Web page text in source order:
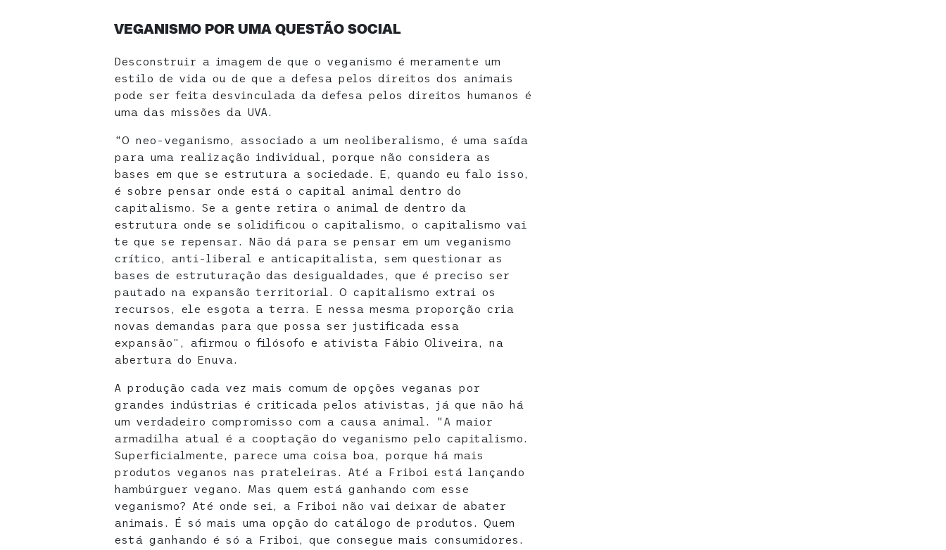
VEGANISMO POR UMA QUESTÃO SOCIAL
Desconstruir a imagem de que o veganismo é meramente um
estilo de vida ou de que a defesa pelos direitos dos animais
pode ser feita desvinculada da defesa pelos direitos humanos é
uma das missões da UVA.
“O neo-veganismo, associado a um neoliberalismo, é uma saída
para uma realização individual, porque não considera as
bases em que se estrutura a sociedade. E, quando eu falo isso,
é sobre pensar onde está o capital animal dentro do
capitalismo. Se a gente retira o animal de dentro da
estrutura onde se solidificou o capitalismo, o capitalismo vai
te que se repensar. Não dá para se pensar em um veganismo
crítico, anti-liberal e anticapitalista, sem questionar as
bases de estruturação das desigualdades, que é preciso ser
pautado na expansão territorial. O capitalismo extrai os
recursos, ele esgota a terra. E nessa mesma proporção cria
novas demandas para que possa ser justificada essa
expansão”, afirmou o filósofo e ativista Fábio Oliveira, na
abertura do Enuva.
A produção cada vez mais comum de opções veganas por
grandes indústrias é criticada pelos ativistas, já que não há
um verdadeiro compromisso com a causa animal. “A maior
armadilha atual é a cooptação do veganismo pelo capitalismo.
Superficialmente, parece uma coisa boa, porque há mais
produtos veganos nas prateleiras. Até a Friboi está lançando
hambúrguer vegano. Mas quem está ganhando com esse
veganismo? Até onde sei, a Friboi não vai deixar de abater
animais. É só mais uma opção do catálogo de produtos. Quem
está ganhando é só a Friboi, que consegue mais consumidores.